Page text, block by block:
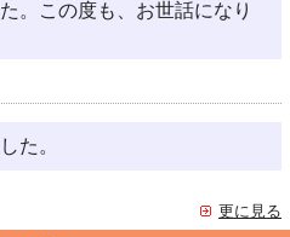
。この度も、お世話になり
た。
更に見る